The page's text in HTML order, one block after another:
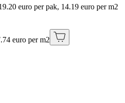
euro per pak, 14.19 euro per m2
euro per m2